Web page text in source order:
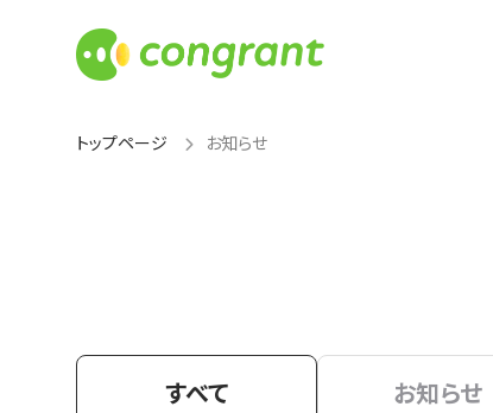
トップページ お知らせ
すべて お知らせ